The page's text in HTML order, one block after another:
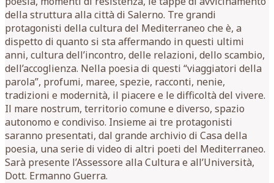
della struttura alla città di Salerno. Tre grandi
protagonisti della cultura del Mediterraneo che è, a
dispetto di quanto si sta affermando in questi ultimi
anni, cultura dell’incontro, delle relazioni, dello scambio,
dell’accoglienza. Nella poesia di questi “viaggiatori della
parola”, profumi, maree, spezie, racconti, nenie,
tradizioni e modernità, il piacere e le difficoltà del vivere.
Il mare nostrum, territorio comune e diverso, spazio
autonomo e condiviso. Insieme ai tre protagonisti
saranno presentati, dal grande archivio di Casa della
poesia, una serie di video di altri poeti del Mediterraneo.
Sarà presente l’Assessore alla Cultura e all’Università,
Dott. Ermanno Guerra.